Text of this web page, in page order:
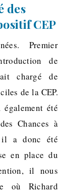
des
CEP
Premier
de
chargé de
de la CEP.
été
Chances à
il a donc été
en place du
il nous
où Richard